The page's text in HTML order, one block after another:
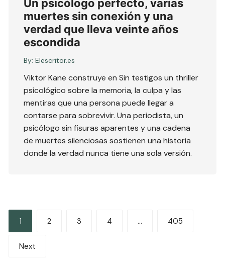
Un psicólogo perfecto, varias
muertes sin conexión y una
verdad que lleva veinte años
escondida
By: Elescritor.es
Viktor Kane construye en Sin testigos un thriller
psicológico sobre la memoria, la culpa y las
mentiras que una persona puede llegar a
contarse para sobrevivir. Una periodista, un
psicólogo sin fisuras aparentes y una cadena
de muertes silenciosas sostienen una historia
donde la verdad nunca tiene una sola versión.
Paginación
de
entradas
1 2 3 4 … 405
Next